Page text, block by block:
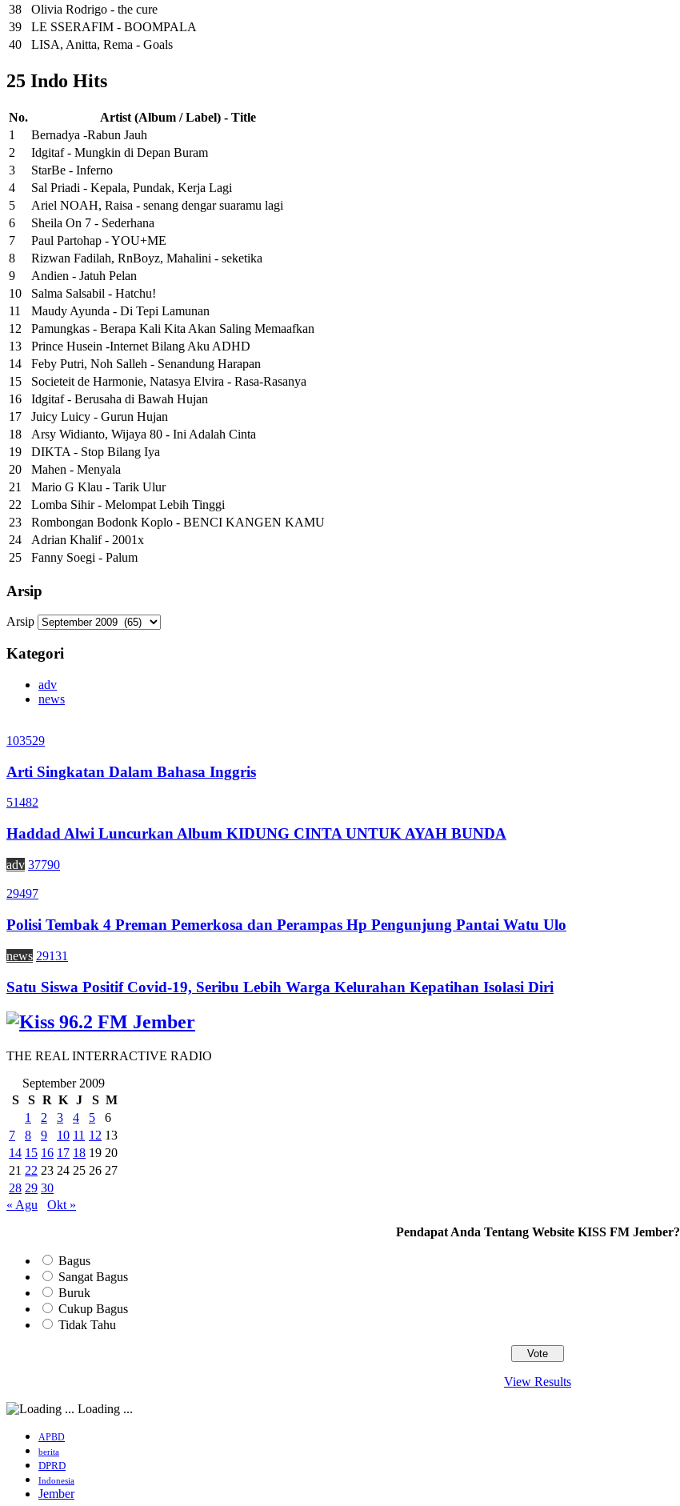
38
Olivia Rodrigo - the cure
39
LE SSERAFIM - BOOMPALA
40
LISA, Anitta, Rema - Goals
25 Indo Hits
No.
Artist (Album / Label) - Title
1
Bernadya -Rabun Jauh
2
Idgitaf - Mungkin di Depan Buram
3
StarBe - Inferno
4
Sal Priadi - Kepala, Pundak, Kerja Lagi
5
Ariel NOAH, Raisa - senang dengar suaramu lagi
6
Sheila On 7 - Sederhana
7
Paul Partohap - YOU+ME
8
Rizwan Fadilah, RnBoyz, Mahalini - seketika
9
Andien - Jatuh Pelan
10
Salma Salsabil - Hatchu!
11
Maudy Ayunda - Di Tepi Lamunan
12
Pamungkas - Berapa Kali Kita Akan Saling Memaafkan
13
Prince Husein -Internet Bilang Aku ADHD
14
Feby Putri, Noh Salleh - Senandung Harapan
15
Societeit de Harmonie, Natasya Elvira - Rasa-Rasanya
16
Idgitaf - Berusaha di Bawah Hujan
17
Juicy Luicy - Gurun Hujan
18
Arsy Widianto, Wijaya 80 - Ini Adalah Cinta
19
DIKTA - Stop Bilang Iya
20
Mahen - Menyala
21
Mario G Klau - Tarik Ulur
22
Lomba Sihir - Melompat Lebih Tinggi
23
Rombongan Bodonk Koplo - BENCI KANGEN KAMU
24
Adrian Khalif - 2001x
25
Fanny Soegi - Palum
Arsip
Arsip
Kategori
adv
news
103529
Arti Singkatan Dalam Bahasa Inggris
51482
Haddad Alwi Luncurkan Album KIDUNG CINTA UNTUK AYAH BUNDA
adv 37790
29497
Polisi Tembak 4 Preman Pemerkosa dan Perampas Hp Pengunjung Pantai Watu Ulo
news 29131
Satu Siswa Positif Covid-19, Seribu Lebih Warga Kelurahan Kepatihan Isolasi Diri
THE REAL INTERRACTIVE RADIO
September 2009
S
S R K J S M
1
2 3 4 5
6
7
8 9 10 11 12 13
14 15 16 17 18 19 20
21 22 23 24 25 26 27
28 29 30
« Agu
Okt »
Pendapat Anda Tentang Website KISS FM Jember?
Bagus
Sangat Bagus
Buruk
Cukup Bagus
Tidak Tahu
View Results
Loading ...
APBD
berita
DPRD
Indonesia
Jember